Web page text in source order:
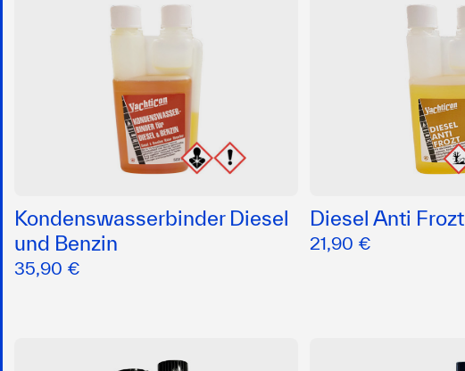
Kondenswasserbinder Diesel
und Benzin
35,90 €
Diesel Anti Frozt
21,90 €